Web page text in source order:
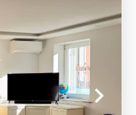
keyboard_arrow_right